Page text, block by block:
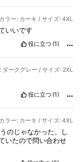
カラー: カーキ / サイズ: 4XL
いいです
役に立つ (1)
ダークグレー / サイズ: 2XL
役に立つ (1)
カラー: カーキ / サイズ: 4XL
のじゃなかった。し
いたので問い合わせ